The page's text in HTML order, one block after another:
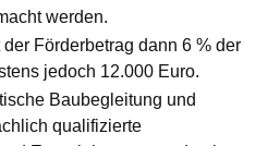
werden.
der Förderbetrag dann 6 % der
jedoch 12.000 Euro.
Baubegleitung und
qualifizierte